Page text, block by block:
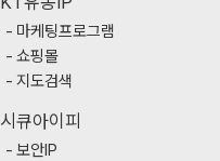
마케팅프로그램
쇼핑몰
지도검색
시큐아이피
보안IP